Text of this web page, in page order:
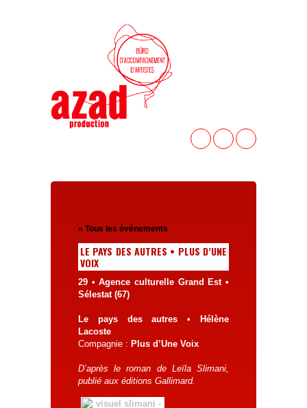
« Tous les événements
LE PAYS DES AUTRES • PLUS D’UNE
VOIX
29 • Agence culturelle Grand Est •
Sélestat (67)
Le pays des autres • Hélène
Lacoste
Compagnie : Plus d’Une Voix
D’après le roman de Leïla Slimani,
publié aux éditions Gallimard.